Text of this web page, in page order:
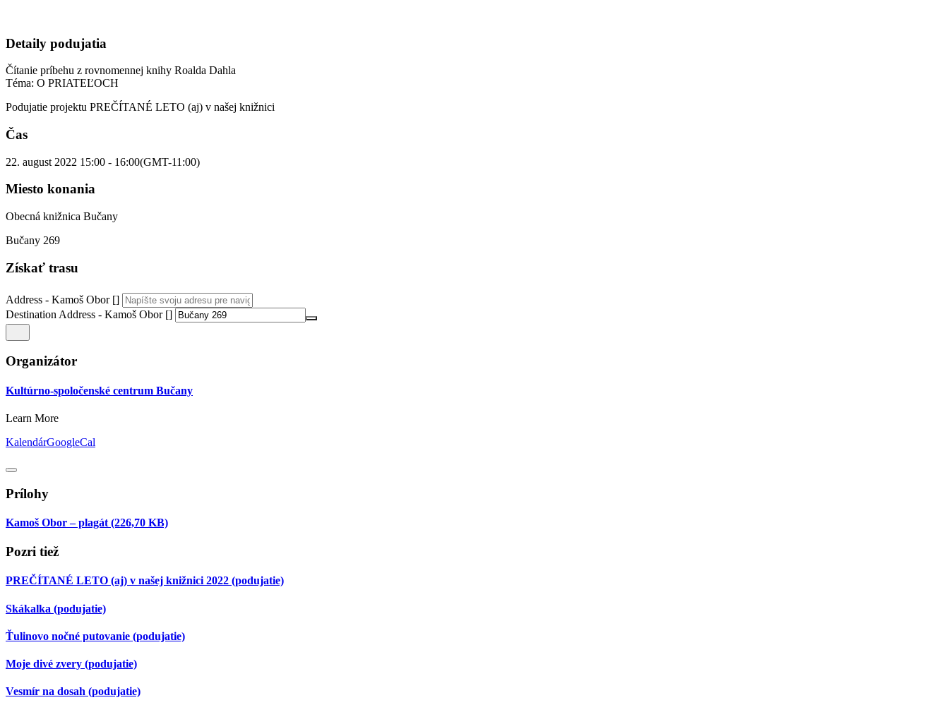
Detaily podujatia
Čítanie príbehu z rovnomennej knihy Roalda Dahla
Téma: O PRIATEĽOCH
Podujatie projektu PREČÍTANÉ LETO (aj) v našej knižnici
Čas
22. august 2022 15:00 - 16:00(GMT-11:00)
Miesto konania
Obecná knižnica Bučany
Bučany 269
Získať trasu
Address - Kamoš Obor []
Destination Address - Kamoš Obor []
Organizátor
Kultúrno-spoločenské centrum Bučany
Learn More
KalendárGoogleCal
Prílohy
Kamoš Obor – plagát (226,70 KB)
Pozri tiež
PREČÍTANÉ LETO (aj) v našej knižnici 2022 (podujatie)
Skákalka (podujatie)
Ťulinovo nočné putovanie (podujatie)
Moje divé zvery (podujatie)
Vesmír na dosah (podujatie)